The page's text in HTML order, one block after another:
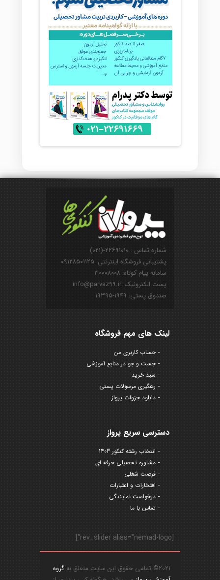
شماره تماس : ۲۲۶۹۱۰۱۰-(۰۲۱)
پشتیبانی فروشگاه اینترنتی: ۰۹۱۲۸۵۰۱۱۲۵
سامانه پیام کوتاه: ۳۰۰۰۸۰۰۸
پست الکترونیک: info@parvaz99.ir
صندوق پستی: ۱۹۴۹-۱۹۳۹۵
لینک های مهم فروشگاه
حساب کاربری من
جست و جو در منابع آموزشی
سبد خرید
رهگیری مرسولات پستی
دانلود جزوات پرواز
دسترسی سریع پرواز
انتخاب رشته کنکور 1403
مشاوره تحصیلی حرفه ای
فرصت شغلی
افتخارات و اعتبارات
درخواست نمایندگی
تماس با ما
[rev_slider alias="nemad-logo"]
2021© تمامی حقوق این سایت متعلق به
گروه